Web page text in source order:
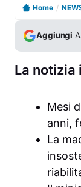
Home /
Aggiungi
La notizia
Mesi
anni,
La